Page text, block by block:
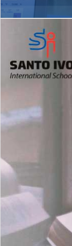
Matrículas Abertas
2º
6º
I